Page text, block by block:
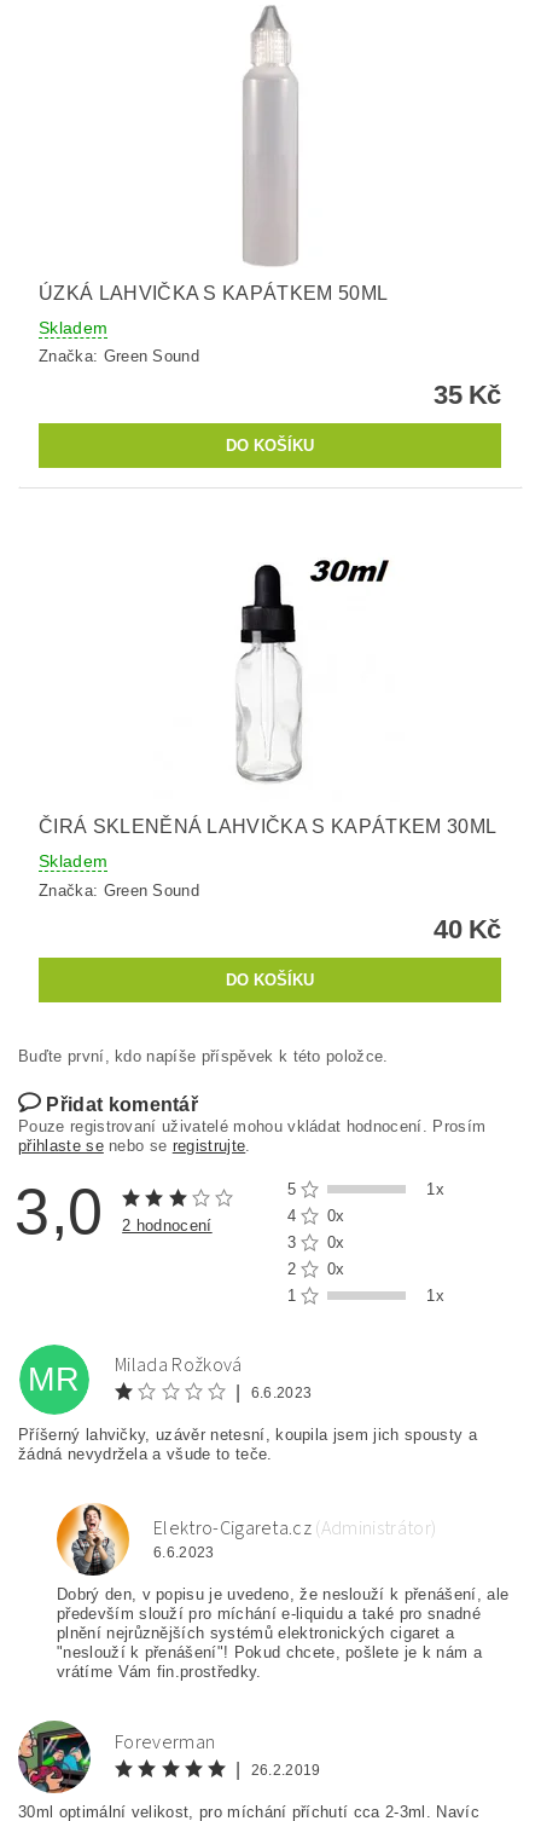
ÚZKÁ LAHVIČKA S KAPÁTKEM 50ML
Skladem
Značka: Green Sound
35 Kč
ČIRÁ SKLENĚNÁ LAHVIČKA S KAPÁTKEM 30ML
Skladem
Značka: Green Sound
40 Kč
Buďte první, kdo napíše příspěvek k této položce.
Přidat komentář
Pouze registrovaní uživatelé mohou vkládat hodnocení. Prosím
přihlaste senebo se registrujte
3,0 2 hodnocení
5
1x
4
0x
3
0x
2
0x
1
1x
MR Milada Rožková
6.6.2023
Příšerný lahvičky, uzávěr netesní, koupila jsem jich spousty a
žádná nevydržela a všude to teče.
E Elektro-Cigareta.cz(Administrátor)
6.6.2023
Dobrý den, v popisu je uvedeno, že neslouží k přenášení, ale
především slouží pro míchání e-liquidu a také pro snadné
plnění nejrůznějších systémů elektronických cigaret a
"neslouží k přenášení"! Pokud chcete, pošlete je k nám a
vrátíme Vám fin.prostředky.
F Foreverman
26.2.2019
30ml optimální velikost, pro míchání příchutí cca 2-3ml. Navíc